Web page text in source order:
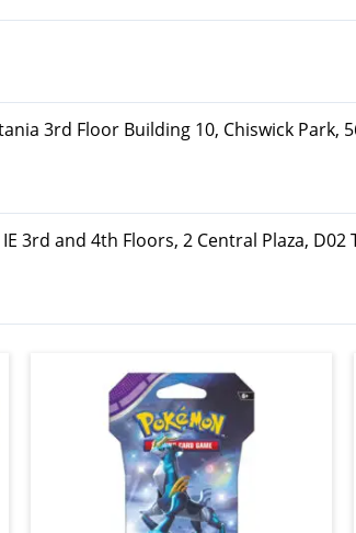
3rd Floor Building 10, Chiswick Park,
3rd and 4th Floors, 2 Central Plaza, D02